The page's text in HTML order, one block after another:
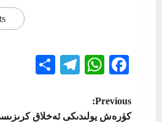
Facebook
WhatsApp
P
Previous:
كۈرەش يولىدىكى ئەخلاق